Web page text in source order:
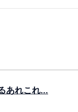
あれこれ...